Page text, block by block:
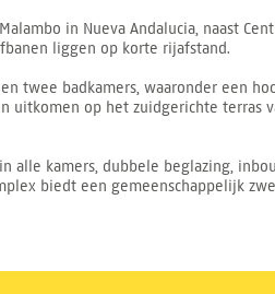
in Nueva Andalucia, naast
liggen op korte rijafstand.
twee badkamers, waaronder een
op het zuidgerichte terras
kamers, dubbele beglazing,
biedt een gemeenschappelijk